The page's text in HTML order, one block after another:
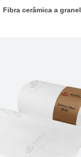
Fibra cerâmica a granel